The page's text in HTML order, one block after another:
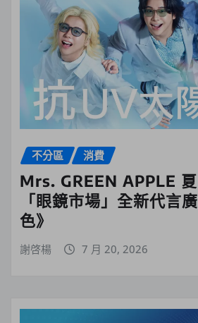
不分區 消費
Mrs. GREEN APPLE 夏
「眼鏡市場」全新代言
色》
謝啓楊 7 月 20, 2026